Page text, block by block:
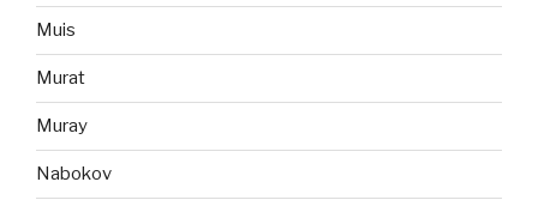
Muis
Murat
Muray
Nabokov